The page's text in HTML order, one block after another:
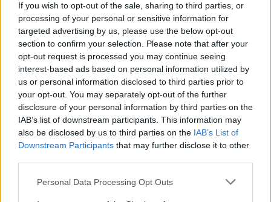
If you wish to opt-out of the sale, sharing to third parties, or
processing of your personal or sensitive information for
targeted advertising by us, please use the below opt-out
section to confirm your selection. Please note that after your
opt-out request is processed you may continue seeing
interest-based ads based on personal information utilized by
us or personal information disclosed to third parties prior to
your opt-out. You may separately opt-out of the further
disclosure of your personal information by third parties on the
IAB’s list of downstream participants. This information may
also be disclosed by us to third parties on the IAB’s List of
Downstream Participants that may further disclose it to other
Personal Data Processing Opt Outs